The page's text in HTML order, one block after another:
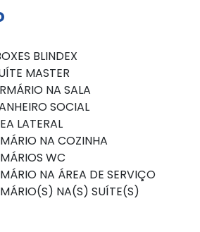
BLINDEX
MASTER
NA SALA
SOCIAL
LATERAL
NA COZINHA
WC
NA ÁREA DE SERVIÇO
NA(S) SUÍTE(S)